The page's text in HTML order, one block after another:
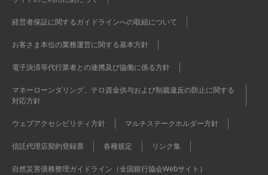
経営者保証に関するガイドラインへの取組について
お客さま本位の業務運営に関する基本方針
電子決済等代行業者との連携及び協働に係る方針
マネーローンダリング、テロ資金供与および制裁違反の防止に関する
対応方針
ウェブアクセシビリティ方針 マルチステークホルダー方針
信託代理店契約登録票 各種規定 リンク集
自然災害債務整理ガイドライン（全国銀行協会Webサイト）